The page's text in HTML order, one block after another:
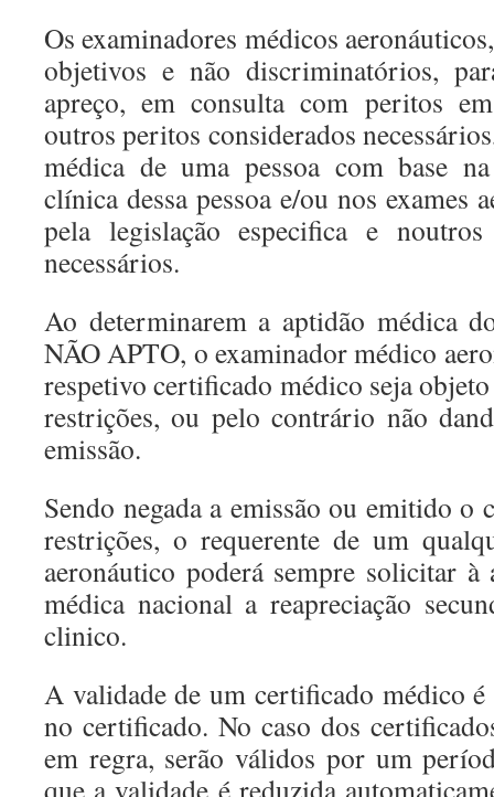
Os examinadores médicos
objetivos e não discriminatórios,
apreço, em consulta com peritos
outros peritos considerados
médica de uma pessoa com base
clínica dessa pessoa e/ou nos exames
pela legislação especifica e noutros
necessários.
Ao determinarem a aptidão médica
NÃO APTO, o examinador médico
respetivo certificado médico seja
restrições, ou pelo contrário não
emissão.
Sendo negada a emissão ou emitido
restrições, o requerente de um
aeronáutico poderá sempre solicitar à
médica nacional a reapreciação
clinico.
A validade de um certificado médico
no certificado. No caso dos
em regra, serão válidos por um
que a validade é reduzida